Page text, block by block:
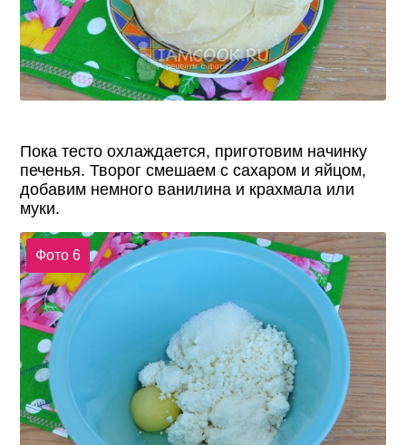
Пока тесто охлаждается, приготовим начинку
печенья. Творог смешаем с сахаром и яйцом,
добавим немного ванилина и крахмала или
муки.
Фото 6